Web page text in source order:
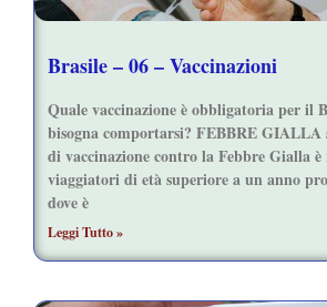
Brasile – 06 – Vaccinazioni
Quale vaccinazione è obbligatoria per il
bisogna comportarsi? FEBBRE
di vaccinazione contro la Febbre Gialla
viaggiatori di età superiore a un anno
dove è
Leggi Tutto »